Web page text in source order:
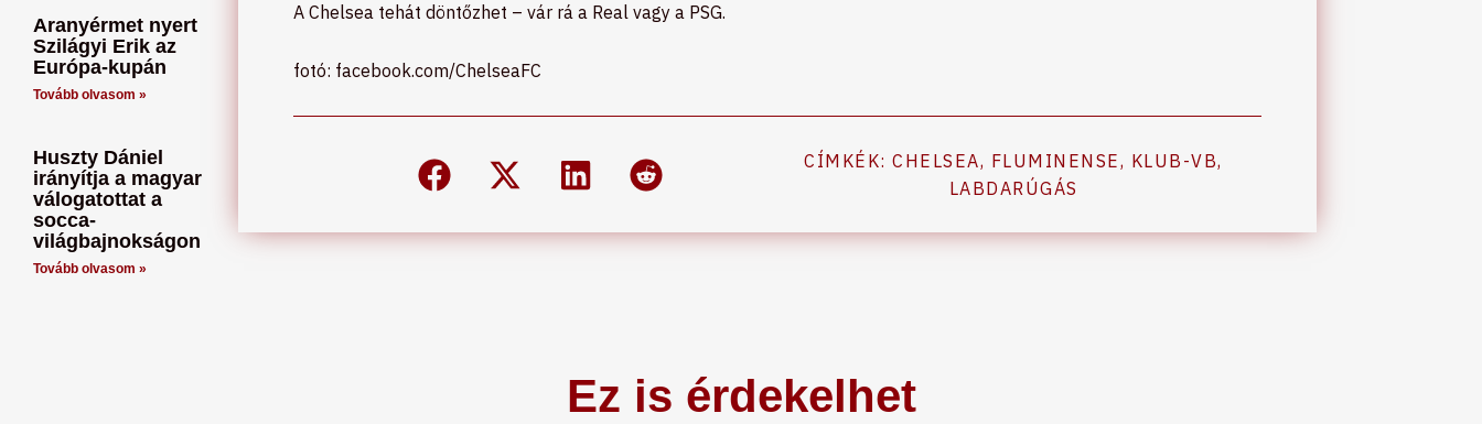
Aranyérmet nyert
Szilágyi Erik az
Európa-kupán
Tovább olvasom »
Huszty Dániel
irányítja a magyar
válogatottat a
socca-
világbajnokságon
Tovább olvasom »
A Chelsea tehát döntőzhet – vár rá a Real vagy a PSG.
fotó: facebook.com/ChelseaFC
CÍMKÉK:CHELSEA, FLUMINENSE, KLUB-VB,
LABDARÚGÁS
Ez is érdekelhet